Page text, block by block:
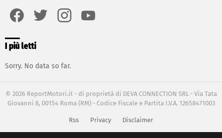
I più letti
Sorry. No data so far.
© 2026 ReportMotori.it - di proprietà di DEVA CONNECTION SRL - Via Tata
Giovanni 8, 00154 Roma (RM) - Codice Fiscale e Partita I.V.A. 12658471003
Rss Privacy Disclaimer